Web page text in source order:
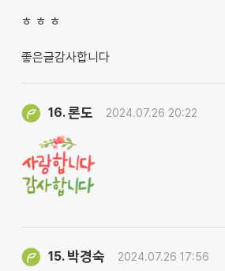
ㅎ ㅎ ㅎ
좋은글감사합니다
16.론도 2024.07.26 20:22
15. 박경숙 2024.07.26 17:56